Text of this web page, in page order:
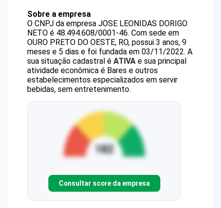
Sobre a empresa
O CNPJ da empresa JOSE LEONIDAS DORIGO
NETO é 48.494.608/0001-46. Com sede em
OURO PRETO DO OESTE, RO, possui 3 anos, 9
meses e 5 dias e foi fundada em 03/11/2022. A
sua situação cadastral é ATIVA e sua principal
atividade econômica é Bares e outros
estabelecimentos especializados em servir
bebidas, sem entretenimento.
Consultar score da empresa